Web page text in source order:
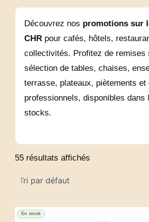
Découvrez nos promotions sur
CHR pour cafés, hôtels,
collectivités. Profitez de remises
sélection de tables, chaises,
terrasse, plateaux, piètements et
professionnels, disponibles dans
stocks.
55 résultats affichés
En stock